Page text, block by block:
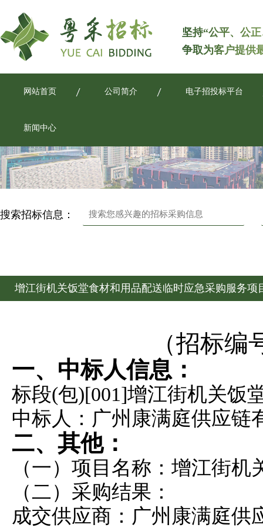
坚持“公平、公
争取为客户提供
网站首页 公司简介 电子招投标平台
新闻中心
搜索招标信息：
增江街机关饭堂食材和用品配送临时应急采购服务项
（招标编
一、中标人信息：
标段(包)[001]增江街机关饭
中标人：广州康满庭供应链
二、其他：
（一）项目名称：增江街
（二）采购结果：
成交供应商：广州康满庭供